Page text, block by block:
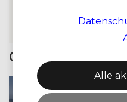
Alle
Golfzone
MONTE REI GOLF